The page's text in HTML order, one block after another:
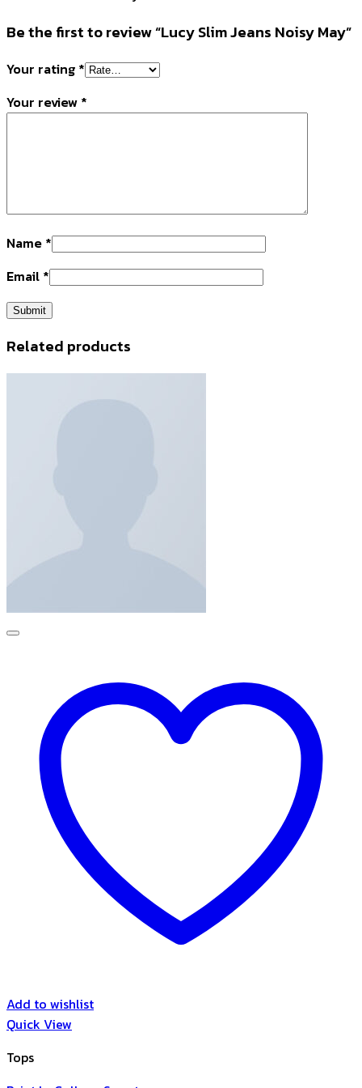
Be the first to review “Lucy Slim Jeans Noisy May”
Your rating *
Your review *
Name *
Email *
Related products
Add to wishlist
Quick View
Tops